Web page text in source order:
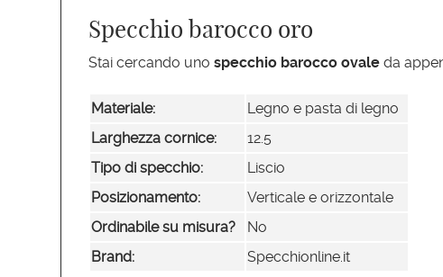
Specchio barocco oro
Stai cercando unospecchio barocco ovale da
Materiale:
Legno e pasta di legno
Larghezza cornice:
12.5
Tipo di specchio:
Liscio
Posizionamento:
Verticale e orizzontale
Ordinabile su misura?
No
Brand:
Specchionline.it